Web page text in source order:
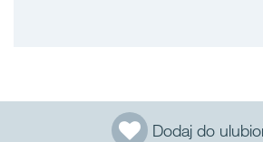
Dodaj do